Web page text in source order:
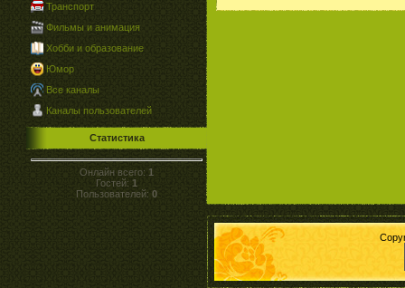
Транспорт
Фильмы и анимация
Хобби и образование
Юмор
Все каналы
Каналы пользователей
Статистика
Онлайн всего: 1
Гостей: 1
Пользователей: 0